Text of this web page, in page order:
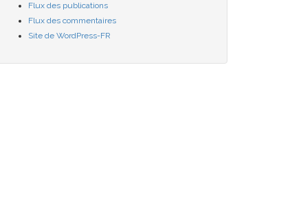
Flux des publications
Flux des commentaires
Site de WordPress-FR